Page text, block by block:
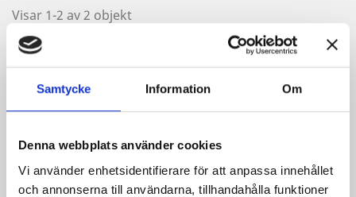
Samtycke Information Om
Denna webbplats använder cookies
Vi använder enhetsidentifierare för att anpassa innehållet
och annonserna till användarna, tillhandahålla funktioner
Visar 1-2 av 2 objekt